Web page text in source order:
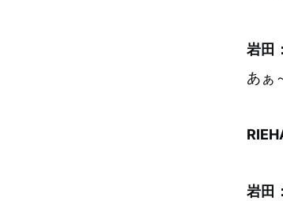
岩田：
あぁ
岩田：